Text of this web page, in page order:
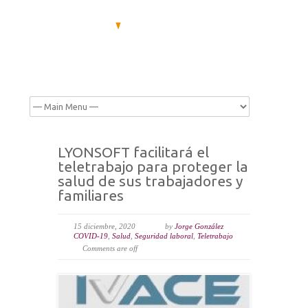
LYONSOFT facilitará el
teletrabajo para proteger la
salud de sus trabajadores y
familiares
15 diciembre, 2020 by Jorge González
COVID-19 Salud Seguridad laboral Teletrabajo
Comments are off